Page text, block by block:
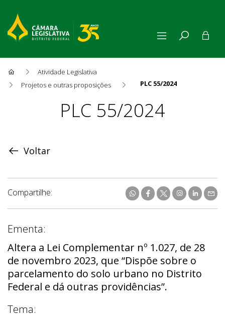
Atividade Legislativa
Projetos e outras proposições
PLC 55/2024
ProposiçãoPLC 55/2024
Voltar
Compartilhe:
Ementa:
Altera a Lei Complementar nº 1.027, de 28
de novembro 2023, que “Dispõe sobre o
parcelamento do solo urbano no Distrito
Federal e dá outras providências”.
Tema: